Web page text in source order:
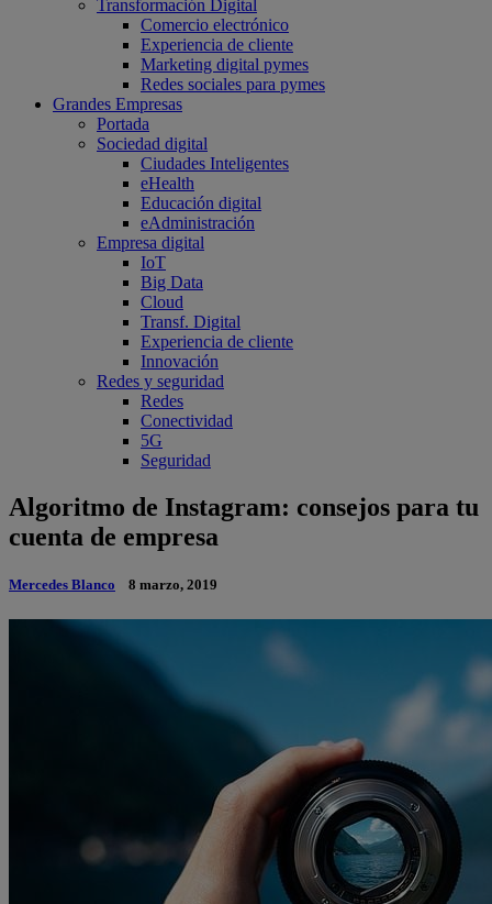
Transformación Digital
Comercio electrónico
Experiencia de cliente
Marketing digital pymes
Redes sociales para pymes
Grandes Empresas
Portada
Sociedad digital
Ciudades Inteligentes
eHealth
Educación digital
eAdministración
Empresa digital
IoT
Big Data
Cloud
Transf. Digital
Experiencia de cliente
Innovación
Redes y seguridad
Redes
Conectividad
5G
Seguridad
Algoritmo de Instagram: consejos para tu
cuenta de empresa
Mercedes Blanco 8 marzo, 2019